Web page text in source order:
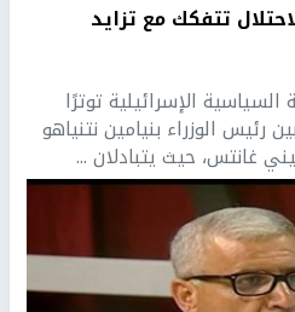
تتفكك مع تزايد
الإسرائيلية توترًا
رئيس الوزراء بنيامين نتنياهو
غانتس، حيث يتبادلان ...